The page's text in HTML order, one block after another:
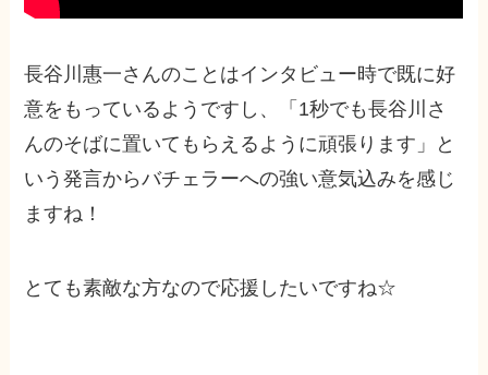
長谷川惠一さんのことはインタビュー時で既に好
意をもっているようですし、「1秒でも長谷川さ
んのそばに置いてもらえるように頑張ります」と
いう発言からバチェラーへの強い意気込みを感じ
ますね！
とても素敵な方なので応援したいですね☆